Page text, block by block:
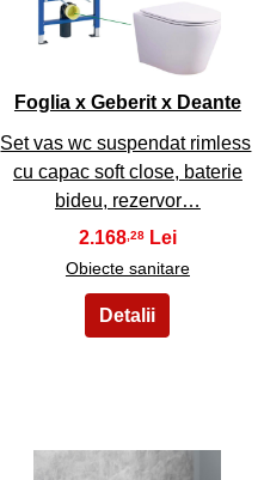
Foglia x Geberit x Deante
Set vas wc suspendat rimless
cu capac soft close, baterie
bideu, rezervor…
2.168 ,28
Obiecte sanitare